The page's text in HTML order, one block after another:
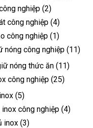
nghiệp (2)
công nghiệp (4)
công nghiệp (1)
nóng công nghiệp (11)
nóng thức ăn (11)
công nghiệp (25)
(5)
inox công nghiệp (4)
inox (3)